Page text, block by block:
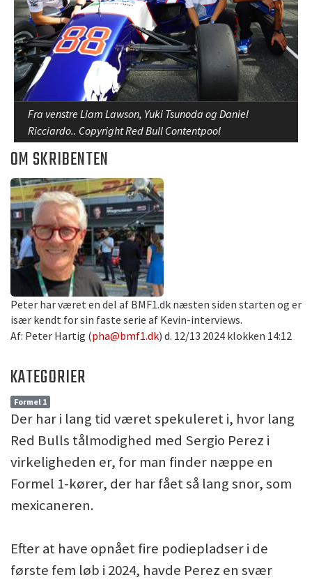
Fra venstre Liam Lawson, Yuki Tsunoda og Daniel
Ricciardo.. Copyright Red Bull Contentpool
OM SKRIBENTEN
Peter har været en del af BMF1.dk næsten siden starten og er
især kendt for sin faste serie af Kevin-interviews.
Af: Peter Hartig (pha@bmf1.dk) d. 12/13 2024 klokken 14:12
KATEGORIER
Formel 1
Der har i lang tid været spekuleret i, hvor lang
Red Bulls tålmodighed med Sergio Perez i
virkeligheden er, for man finder næppe en
Formel 1-kører, der har fået så lang snor, som
mexicaneren.
Efter at have opnået fire podiepladser i de
første fem løb i 2024, havde Perez en svær